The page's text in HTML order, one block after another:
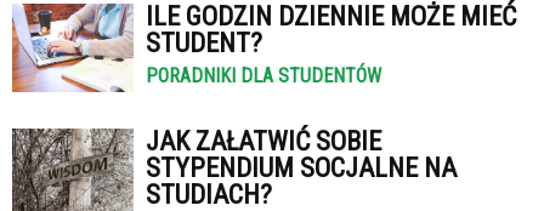
ILE GODZIN DZIENNIE MOŻE MIEĆ
STUDENT?
PORADNIKI DLA STUDENTÓW
JAK ZAŁATWIĆ SOBIE
STYPENDIUM SOCJALNE NA
STUDIACH?